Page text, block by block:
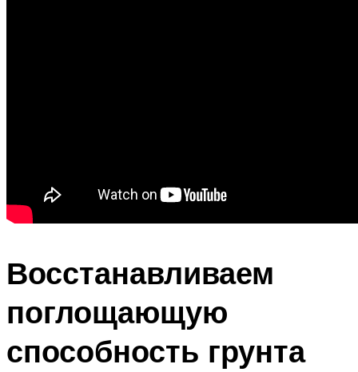
Восстанавливаем
поглощающую
способность грунта